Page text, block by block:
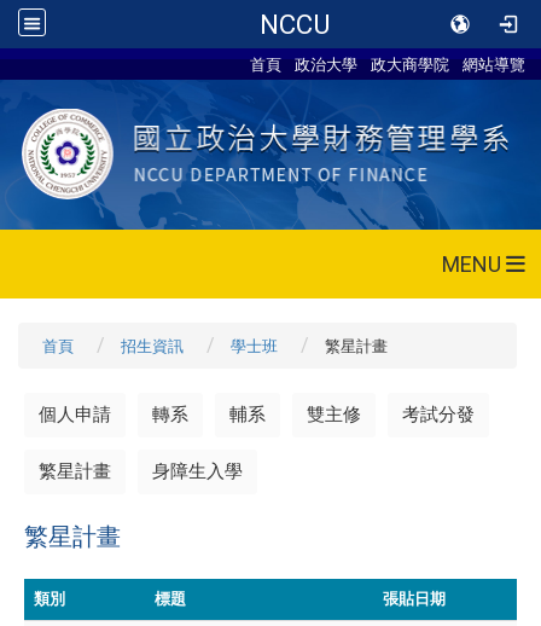
NCCU
首頁 政治大學 政大商學院 網站導覽
MENU
首頁 招生資訊 學士班 繁星計畫
個人申請 轉系 輔系 雙主修 考試分發
繁星計畫 身障生入學
繁星計畫
類別 標題 張貼日期